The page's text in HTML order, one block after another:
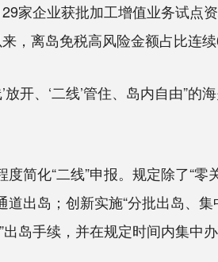
企业获批加工增值业务试点资
，离岛免税高风险金额占比连续
开、‘二线’管住、岛内自由”的
简化“二线”申报。规定除了“零
道出岛；创新实施“分批出岛、
出岛手续，并在规定时间内集中